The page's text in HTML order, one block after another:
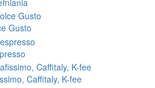
Gusto
Caffitaly, K-fee